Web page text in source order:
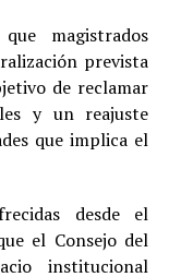
magistrados
prevista
de reclamar
y un reajuste
que implica el
desde el
el Consejo del
institucional